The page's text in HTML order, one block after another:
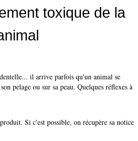
toxique de la
il arrive parfois qu'un animal se
pelage ou sur sa peau. Quelques réflexes à
Si c'est possible, on récupère sa notice